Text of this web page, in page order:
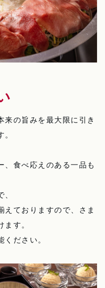
来の旨みを最大限に引き
、食べ応えのある一品も
えておりますので、さま
す。
ださい。